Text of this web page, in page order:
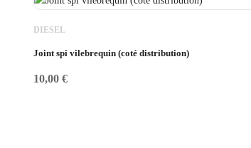
DIESEL
Joint spi vilebrequin (coté distribution)
10,00 €